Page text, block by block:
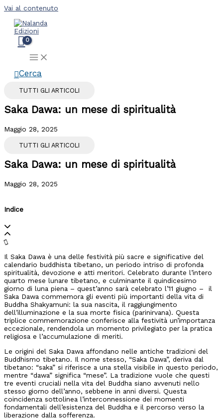
Vai al contenuto
Cerca
TUTTI GLI ARTICOLI
Saka Dawa: un mese di spiritualità
Maggio 28, 2025
TUTTI GLI ARTICOLI
Saka Dawa: un mese di spiritualità
Maggio 28, 2025
Indice
Il Saka Dawa è una delle festività più sacre e significative del
calendario buddhista tibetano, un periodo intriso di profonda
spiritualità, devozione e atti meritori. Celebrato durante l’intero
quarto mese lunare tibetano, e culminante il quindicesimo
giorno di luna piena – quest’anno sarà celebrato l’11 giugno – il
Saka Dawa commemora gli eventi più importanti della vita di
Buddha Shakyamuni: la sua nascita, il raggiungimento
dell’illuminazione e la sua morte fisica (parinirvana). Questa
triplice commemorazione conferisce alla festività un’importanza
eccezionale, rendendola un momento privilegiato per la pratica
religiosa e l’accumulazione di meriti.
Le origini del Saka Dawa affondano nelle antiche tradizioni del
Buddhismo tibetano. Il nome stesso, “Saka Dawa”, deriva dal
tibetano: “saka” si riferisce a una stella visibile in questo periodo,
mentre “dawa” significa “mese”. La tradizione vuole che questi
tre eventi cruciali nella vita del Buddha siano avvenuti nello
stesso giorno dell’anno, sebbene in anni diversi. Questa
coincidenza sottolinea l’interconnessione dei momenti
fondamentali dell’esistenza del Buddha e il percorso verso la
liberazione dalla sofferenza.